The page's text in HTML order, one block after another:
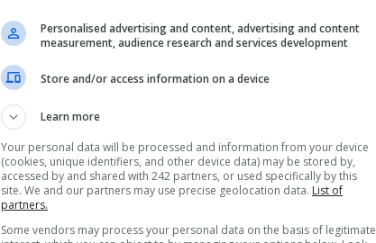
Personalised advertising and content, advertising and content
measurement, audience research and services development
Store and/or access information on a device
Learn more
Your personal data will be processed and information from your device
(cookies, unique identifiers, and other device data) may be stored by,
accessed by and shared with 242 partners, or used specifically by this
site. We and our partners may use precise geolocation data. List of
partners.
Some vendors may process your personal data on the basis of legitimate